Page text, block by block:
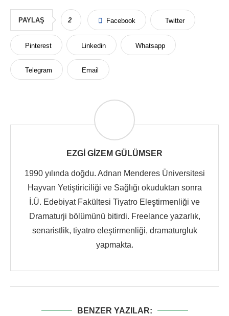
PAYLAŞ 2 Facebook Twitter
Pinterest Linkedin Whatsapp
Telegram Email
EZGI GIZEM GÜLÜMSER
1990 yılında doğdu. Adnan Menderes Üniversitesi
Hayvan Yetiştiriciliği ve Sağlığı okuduktan sonra
İ.Ü. Edebiyat Fakültesi Tiyatro Eleştirmenliği ve
Dramaturji bölümünü bitirdi. Freelance yazarlık,
senaristlik, tiyatro eleştirmenliği, dramaturgluk
yapmakta.
BENZER YAZILAR: